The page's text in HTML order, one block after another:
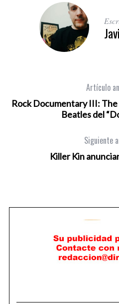
Artículo
Rock Documentary III:
Beatles del
Siguiente
Killer Kin